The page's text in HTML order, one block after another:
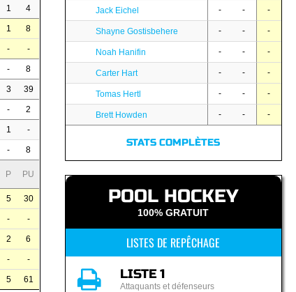
1 4
1 8
- -
- 8
3 39
- 2
1 -
- 8
P PU
5 30
- -
2 6
- -
5 61
Jack Eichel - - -
Shayne Gostisbehere - - -
Noah Hanifin - - -
Carter Hart - - -
Tomas Hertl - - -
Brett Howden - - -
STATS COMPLÈTES
POOL HOCKEY
100% GRATUIT
LISTES DE REPÊCHAGE
LISTE 1
Attaquants et défenseurs